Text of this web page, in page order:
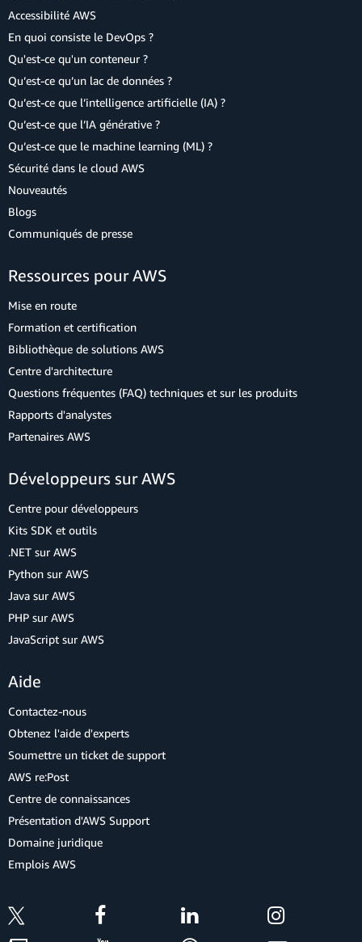
Accessibilité AWS
En quoi consiste le DevOps ?
Qu'est-ce qu'un conteneur ?
Qu’est-ce qu’un lac de données ?
Qu’est-ce que l’intelligence artificielle (IA) ?
Qu’est-ce que l’IA générative ?
Qu’est-ce que le machine learning (ML) ?
Sécurité dans le cloud AWS
Nouveautés
Blogs
Communiqués de presse
Ressources pour AWS
Mise en route
Formation et certification
Bibliothèque de solutions AWS
Centre d'architecture
Questions fréquentes (FAQ) techniques et sur les produits
Rapports d'analystes
Partenaires AWS
Développeurs sur AWS
Centre pour développeurs
Kits SDK et outils
.NET sur AWS
Python sur AWS
Java sur AWS
PHP sur AWS
JavaScript sur AWS
Aide
Contactez-nous
Obtenez l'aide d'experts
Soumettre un ticket de support
AWS re:Post
Centre de connaissances
Présentation d'AWS Support
Domaine juridique
Emplois AWS